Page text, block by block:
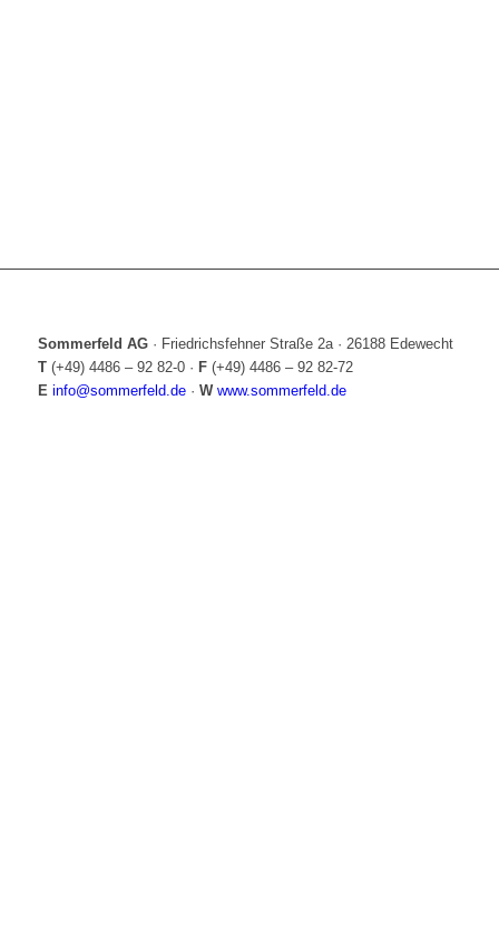
Sommerfeld AG · Friedrichsfehner Straße 2a · 26188 Edewecht
T(+49) 4486 – 92 82-0 · F(+49) 4486 – 92 82-72
E info@sommerfeld.de · W www.sommerfeld.de